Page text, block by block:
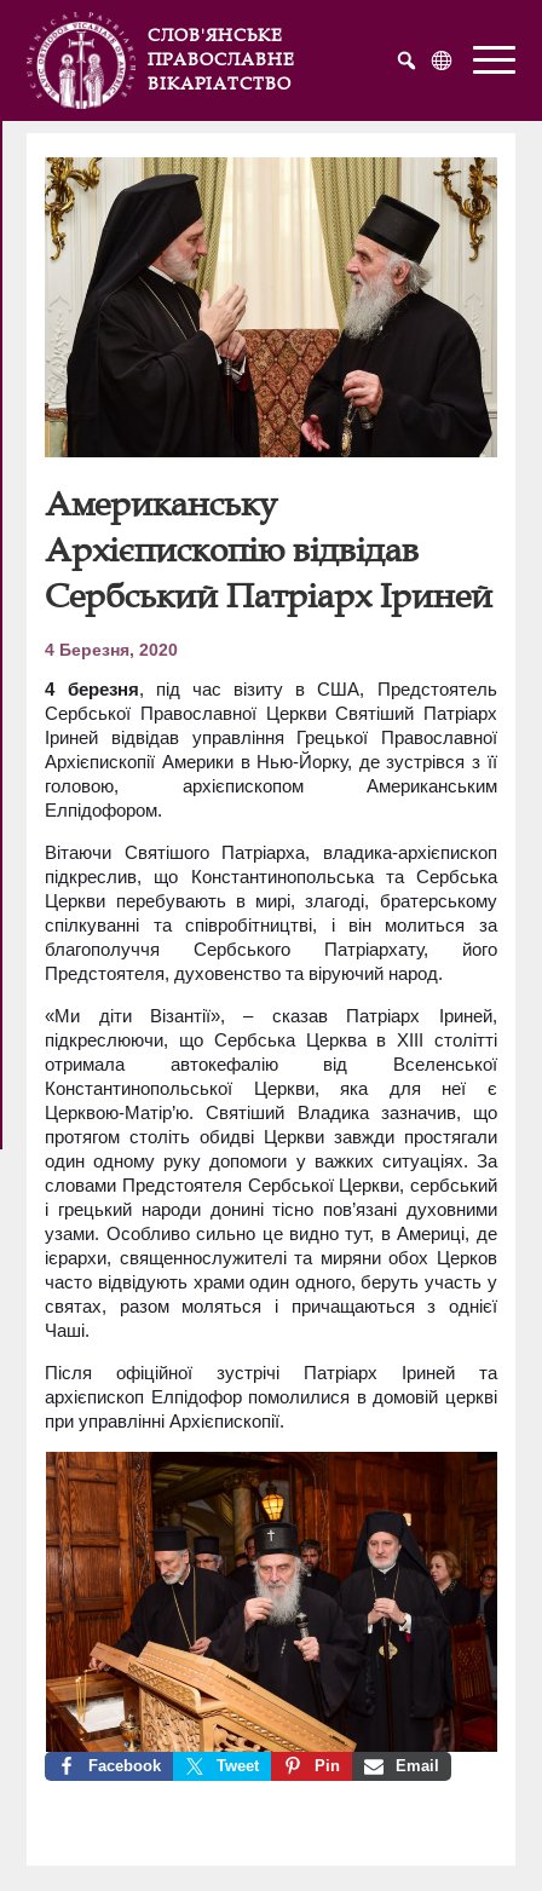
СЛОВ'ЯНСЬКЕ
ПРАВОСЛАВНЕ
ВІКАРІАТСТВО
Американську
Архієпископію відвідав
Сербський Патріарх Іриней
4 Березня, 2020
4 березня, під час візиту в США, Предстоятель
Сербської Православної Церкви Святіший Патріарх
Іриней відвідав управління Грецької Православної
Архієпископії Америки в Нью-Йорку, де зустрівся з її
головою, архієпископом Американським
Елпідофором.
Вітаючи Святішого Патріарха, владика-архієпископ
підкреслив, що Константинопольська та Сербська
Церкви перебувають в мирі, злагоді, братерському
спілкуванні та співробітництві, і він молиться за
благополуччя Сербського Патріархату, його
Предстоятеля, духовенство та віруючий народ.
«Ми діти Візантії», – сказав Патріарх Іриней,
підкреслюючи, що Сербська Церква в XIII столітті
отримала автокефалію від Вселенської
Константинопольської Церкви, яка для неї є
Церквою-Матір’ю. Святіший Владика зазначив, що
протягом століть обидві Церкви завжди простягали
один одному руку допомоги у важких ситуаціях. За
словами Предстоятеля Сербської Церкви, сербський
і грецький народи донині тісно пов’язані духовними
узами. Особливо сильно це видно тут, в Америці, де
ієрархи, священнослужителі та миряни обох Церков
часто відвідують храми один одного, беруть участь у
святах, разом моляться і причащаються з однієї
Чаші.
Після офіційної зустрічі Патріарх Іриней та
архієпископ Елпідофор помолилися в домовій церкві
при управлінні Архієпископії.
Facebook Tweet Pin Email